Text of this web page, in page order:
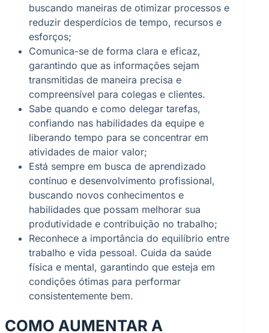
buscando maneiras de otimizar processos e
reduzir desperdícios de tempo, recursos e
esforços;
Comunica-se de forma clara e eficaz,
garantindo que as informações sejam
transmitidas de maneira precisa e
compreensível para colegas e clientes.
Sabe quando e como delegar tarefas,
confiando nas habilidades da equipe e
liberando tempo para se concentrar em
atividades de maior valor;
Está sempre em busca de aprendizado
contínuo e desenvolvimento profissional,
buscando novos conhecimentos e
habilidades que possam melhorar sua
produtividade e contribuição no trabalho;
Reconhece a importância do equilíbrio entre
trabalho e vida pessoal. Cuida da saúde
física e mental, garantindo que esteja em
condições ótimas para performar
consistentemente bem.
COMO AUMENTAR A